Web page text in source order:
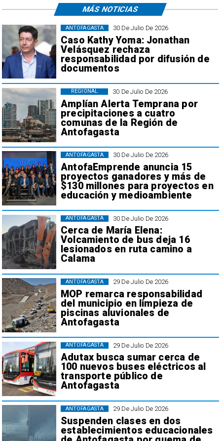
30 De Julio De 2026
Caso Kathy Yoma: Jonathan
Velásquez rechaza
responsabilidad por difusión de
documentos
ANTOFAGASTA
30 De Julio De 2026
Amplían Alerta Temprana por
precipitaciones a cuatro
comunas de la Región de
Antofagasta
REGIONAL
30 De Julio De 2026
AntofaEmprende anuncia 15
proyectos ganadores y más de
$130 millones para proyectos en
educación y medioambiente
ANTOFAGASTA
30 De Julio De 2026
Cerca de María Elena:
Volcamiento de bus deja 16
lesionados en ruta camino a
Calama
ANTOFAGASTA
29 De Julio De 2026
MOP remarca responsabilidad
del municipio en limpieza de
piscinas aluvionales de
Antofagasta
ANTOFAGASTA
29 De Julio De 2026
Adutax busca sumar cerca de
100 nuevos buses eléctricos al
transporte público de
Antofagasta
ANTOFAGASTA
29 De Julio De 2026
Suspenden clases en dos
establecimientos educacionales
ANTOFAGASTA
MÁS NOTICIAS